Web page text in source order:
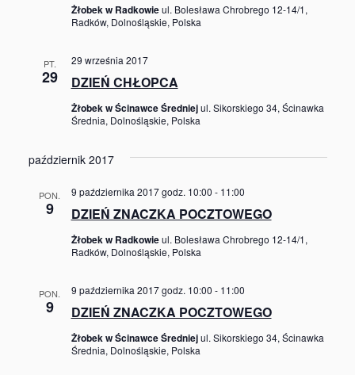
Żłobek w Radkowieul. Bolesława Chrobrego 12-14/1,
Radków, Dolnośląskie, Polska
PT.
29 DZIEŃ CHŁOPCA
29 września 2017
Żłobek w Ścinawce Średniejul. Sikorskiego 34, Ścinawka
Średnia, Dolnośląskie, Polska
październik 2017
PON.
9 DZIEŃ ZNACZKA POCZTOWEGO
9 października 2017 godz. 10:00 - 11:00
Żłobek w Radkowieul. Bolesława Chrobrego 12-14/1,
Radków, Dolnośląskie, Polska
PON.
9 DZIEŃ ZNACZKA POCZTOWEGO
9 października 2017 godz. 10:00 - 11:00
Żłobek w Ścinawce Średniejul. Sikorskiego 34, Ścinawka
Średnia, Dolnośląskie, Polska